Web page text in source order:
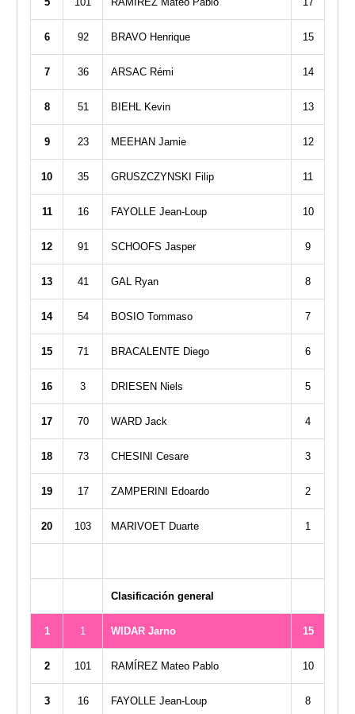
6 92 BRAVO Henrique 15
7 36 ARSAC Rémi 14
8 51 BIEHL Kevin 13
9 23 MEEHAN Jamie 12
10 35 GRUSZCZYNSKI Filip 11
11 16 FAYOLLE Jean-Loup 10
12 91 SCHOOFS Jasper 9
13 41 GAL Ryan 8
14 54 BOSIO Tommaso 7
15 71 BRACALENTE Diego 6
16 3 DRIESEN Niels 5
17 70 WARD Jack 4
18 73 CHESINI Cesare 3
19 17 ZAMPERINI Edoardo 2
20 103 MARIVOET Duarte 1
Clasificación general
1 1 WIDAR Jarno 15
2 101 RAMÍREZ Mateo Pablo 10
3 16 FAYOLLE Jean-Loup 8